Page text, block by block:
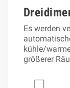
Es werden
kühle/
größerer